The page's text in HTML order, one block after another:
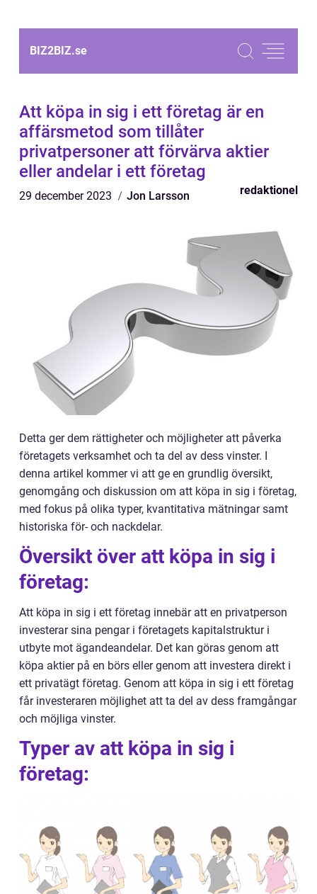
BIZ2BIZ.se
Att köpa in sig i ett företag är en
affärsmetod som tillåter
privatpersoner att förvärva aktier
eller andelar i ett företag
29 december 2023 Jon Larsson redaktionel
Detta ger dem rättigheter och möjligheter att påverka
företagets verksamhet och ta del av dess vinster. I
denna artikel kommer vi att ge en grundlig översikt,
genomgång och diskussion om att köpa in sig i företag,
med fokus på olika typer, kvantitativa mätningar samt
historiska för- och nackdelar.
Översikt över att köpa in sig i
företag:
Att köpa in sig i ett företag innebär att en privatperson
investerar sina pengar i företagets kapitalstruktur i
utbyte mot ägandeandelar. Det kan göras genom att
köpa aktier på en börs eller genom att investera direkt i
ett privatägt företag. Genom att köpa in sig i ett företag
får investeraren möjlighet att ta del av dess framgångar
och möjliga vinster.
Typer av att köpa in sig i
företag: